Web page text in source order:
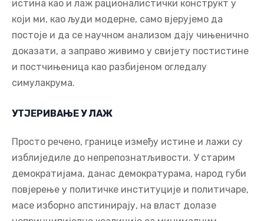
потенцији, што револуционарни ум треба да
препозна и ангажује се да развије.
Постмодернисти (Фуко), напротив, сматрају да су
истина као и лаж рационалистички конструкт у
који ми, као људи модерне, само вјерујемо да
постоје и да се научном анализом дају чињенично
симулакрума.
УТЈЕРИВАЊЕ У ЛАЖ
Просто речено, границе између истине и лажи су
изблиједиле до непрепознатљивости. У старим